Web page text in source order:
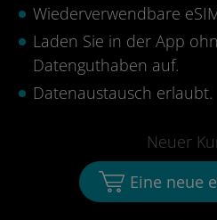
Wiederverwendbare
Laden Sie in der App
Datenguthaben auf.
Datenaustausch erlaubt.
Neuer
Eine neue